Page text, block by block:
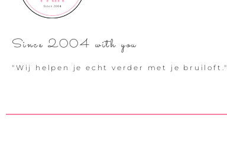
Since 2004 with you
"Wij helpen je echt verder met je bruiloft."